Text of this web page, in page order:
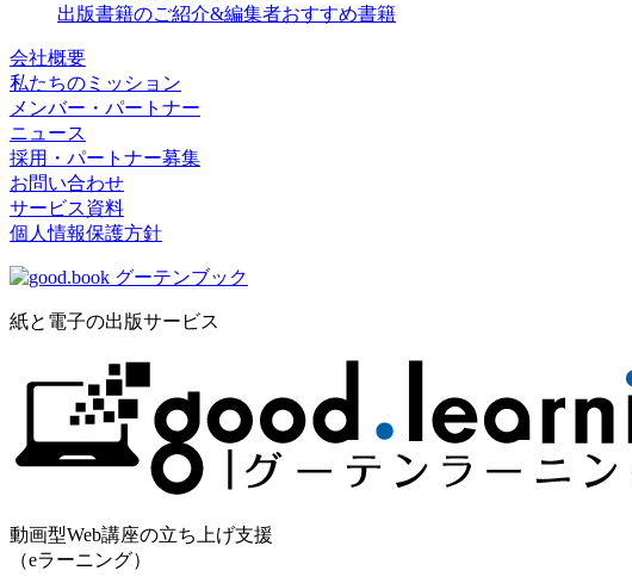
出版書籍のご紹介&編集者おすすめ書籍
会社概要
私たちのミッション
メンバー・パートナー
ニュース
採用・パートナー募集
お問い合わせ
サービス資料
個人情報保護方針
紙と電子の出版サービス
動画型Web講座の立ち上げ支援
（eラーニング）